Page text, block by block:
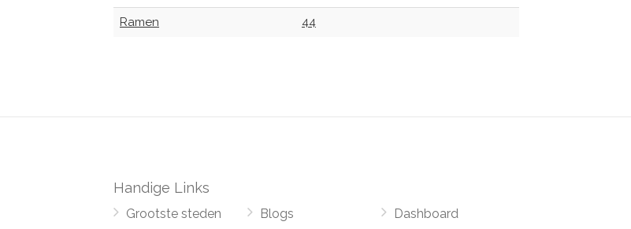
Ramen 44
Handige Links
Grootste steden
Blogs
Dashboard